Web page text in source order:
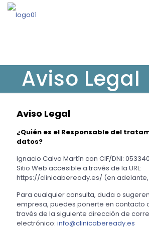
Aviso Legal
Aviso Legal
¿Quién es el Responsable del
datos?
Ignacio Calvo Martín con CIF/DNI:
Sitio Web accesible a través de la URL:
https://clinicabeready.es/ (en
Para cualquier consulta, duda o
empresa, puedes ponerte en contacto
través de la siguiente dirección de
electrónico: info@clinicabeready.es